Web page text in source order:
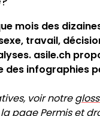
mois des
travail,
asile.ch
infographies
voir notre
pagePermis et